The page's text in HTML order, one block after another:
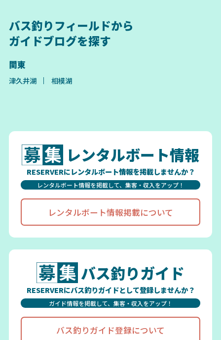
バス釣りフィールドから
ガイドブログを探す
関東
津久井湖 相模湖
レンタルボート情報
RESERVERにレンタルボート情報を掲載しませんか？
レンタルボート情報を掲載して、集客・収入をアップ！
レンタルボート情報掲載について
バス釣りガイド
RESERVERにバス釣りガイドとして登録しませんか？
ガイド情報を掲載して、集客・収入をアップ！
バス釣りガイド登録について